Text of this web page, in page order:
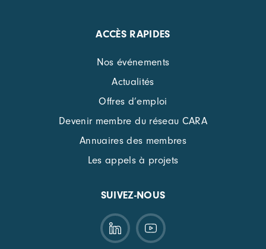
ACCÈS RAPIDES
Nos événements
Actualités
Offres d’emploi
Devenir membre du réseau CARA
Annuaires des membres
Les appels à projets
SUIVEZ-NOUS